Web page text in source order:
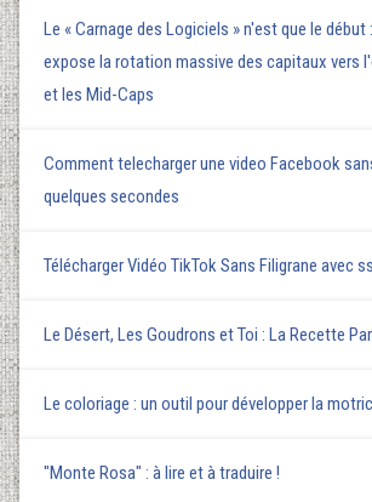
Le « Carnage des Logiciels » n'est que le début
expose la rotation massive des capitaux vers
et les Mid-Caps
Comment telecharger une video Facebook
quelques secondes
Télécharger Vidéo TikTok Sans Filigrane avec
Le Désert, Les Goudrons et Toi : La Recette
Le coloriage : un outil pour développer la
"Monte Rosa" : à lire et à traduire !